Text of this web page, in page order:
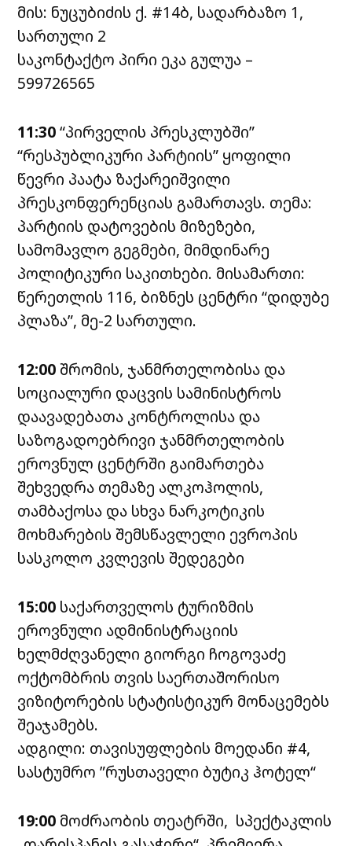
მის: ნუცუბიძის ქ. #14ბ, სადარბაზო 1,
სართული 2
საკონტაქტო პირი ეკა გულუა –
599726565
11:30“პირველის პრესკლუბში”
“რესპუბლიკური პარტიის” ყოფილი
წევრი პაატა ზაქარეიშვილი
პრესკონფერენციას გამართავს. თემა:
პარტიის დატოვების მიზეზები,
სამომავლო გეგმები, მიმდინარე
პოლიტიკური საკითხები. მისამართი:
წერეთლის 116, ბიზნეს ცენტრი “დიდუბე
პლაზა”, მე-2 სართული.
12:00შრომის, ჯანმრთელობისა და
სოციალური დაცვის სამინისტროს
დაავადებათა კონტროლისა და
საზოგადოებრივი ჯანმრთელობის
ეროვნულ ცენტრში გაიმართება
შეხვედრა თემაზე ალკოჰოლის,
თამბაქოსა და სხვა ნარკოტიკის
მოხმარების შემსწავლელი ევროპის
სასკოლო კვლევის შედეგები
15:00 საქართველოს ტურიზმის
ეროვნული ადმინისტრაციის
ხელმძღვანელი გიორგი ჩოგოვაძე
ოქტომბრის თვის საერთაშორისო
ვიზიტორების სტატისტიკურ მონაცემებს
შეაჯამებს.
ადგილი: თავისუფლების მოედანი #4,
სასტუმრო ”რუსთაველი ბუტიკ ჰოტელ“
19:00 მოძრაობის თეატრში, სპექტაკლის